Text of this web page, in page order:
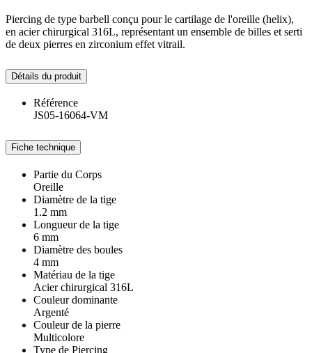
Piercing de type barbell conçu pour le cartilage de l'oreille (helix),
en acier chirurgical 316L, représentant un ensemble de billes et serti
de deux pierres en zirconium effet vitrail.
Détails du produit
Référence
JS05-16064-VM
Fiche technique
Partie du Corps
Oreille
Diamètre de la tige
1.2 mm
Longueur de la tige
6 mm
Diamètre des boules
4 mm
Matériau de la tige
Acier chirurgical 316L
Couleur dominante
Argenté
Couleur de la pierre
Multicolore
Type de Piercing